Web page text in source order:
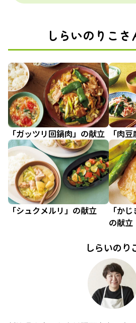
しらいのりこ
「ガッツリ回鍋肉」の献立 「肉
「シュクメルリ」の献立
「か
の献立
しらいのり